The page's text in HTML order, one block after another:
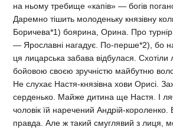
на ньому требище «капів» — богів
Даремно тішить молоденьку князівну
Боричева*1) боярина, Орина. Про
— Ярославні нагадує. По-перше*2), бо
ця лицарська забава відбулася. Схотіли
бойовою своєю зручністю майбутню
Не слухає Настя-князівна хови Орисі.
серденько. Майже дитина ще Настя. І
чоловік їй наречений Андрій-
правда. Але ж такий смуглявий з лиця,